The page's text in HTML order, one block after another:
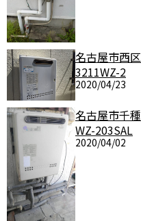
名古屋市西
3211WZ-2
2020/04/23
名古屋市千
WZ-203SAL
2020/04/02